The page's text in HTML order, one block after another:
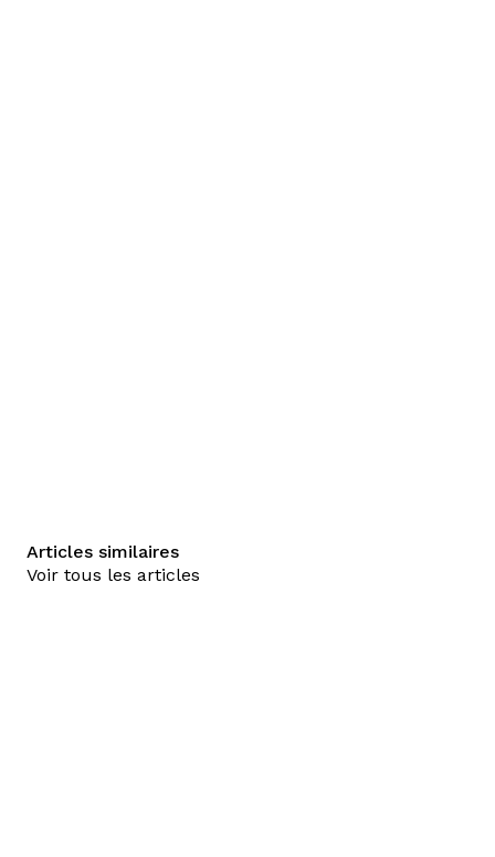
Articles similaires
Voir tous les articles